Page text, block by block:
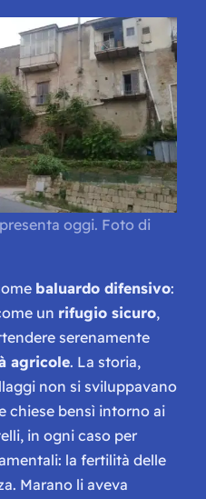
oggi. Foto di
baluardo difensivo:
un rifugio sicuro,
serenamente
agricole. La storia,
non si sviluppavano
chiese bensì intorno ai
in ogni caso per
la fertilità delle
Marano li aveva